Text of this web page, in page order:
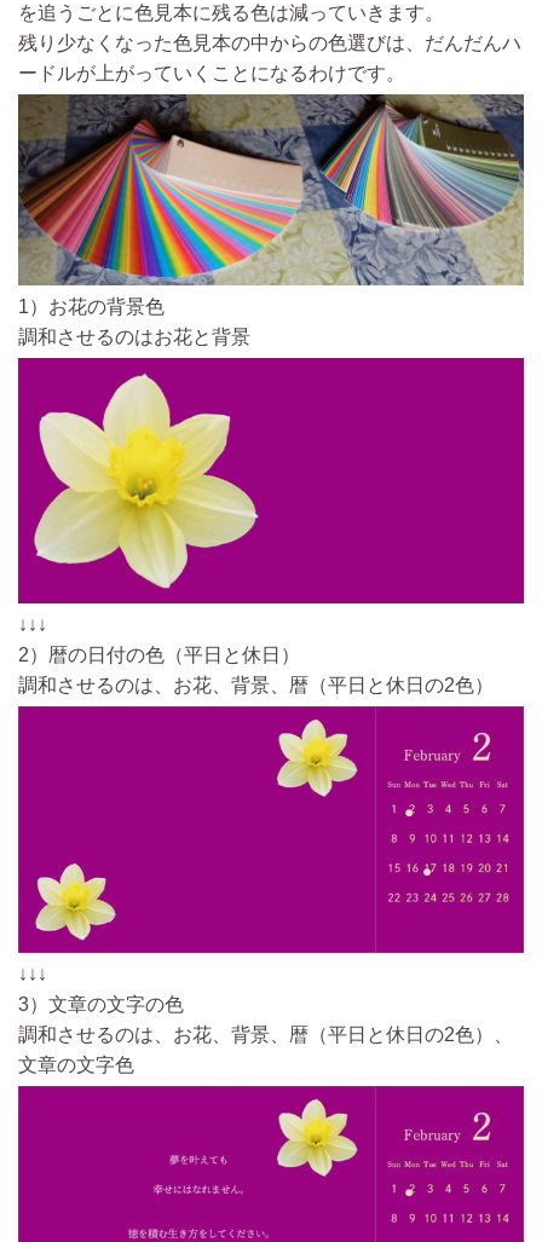
を追うごとに色見本に残る色は減っていきます。
残り少なくなった色見本の中からの色選びは、だんだんハ
ードルが上がっていくことになるわけです。
1）お花の背景色
調和させるのはお花と背景
↓↓↓
2）暦の日付の色（平日と休日）
調和させるのは、お花、背景、暦（平日と休日の2色）
↓↓↓
3）文章の文字の色
調和させるのは、お花、背景、暦（平日と休日の2色）、
文章の文字色